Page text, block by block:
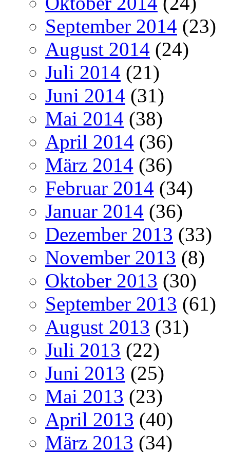
September 2014 (23)
August 2014 (24)
Juli 2014 (21)
Juni 2014 (31)
Mai 2014 (38)
April 2014 (36)
März 2014 (36)
Februar 2014 (34)
Januar 2014 (36)
Dezember 2013 (33)
November 2013 (8)
Oktober 2013 (30)
September 2013 (61)
August 2013 (31)
Juli 2013 (22)
Juni 2013 (25)
Mai 2013 (23)
April 2013 (40)
März 2013 (34)